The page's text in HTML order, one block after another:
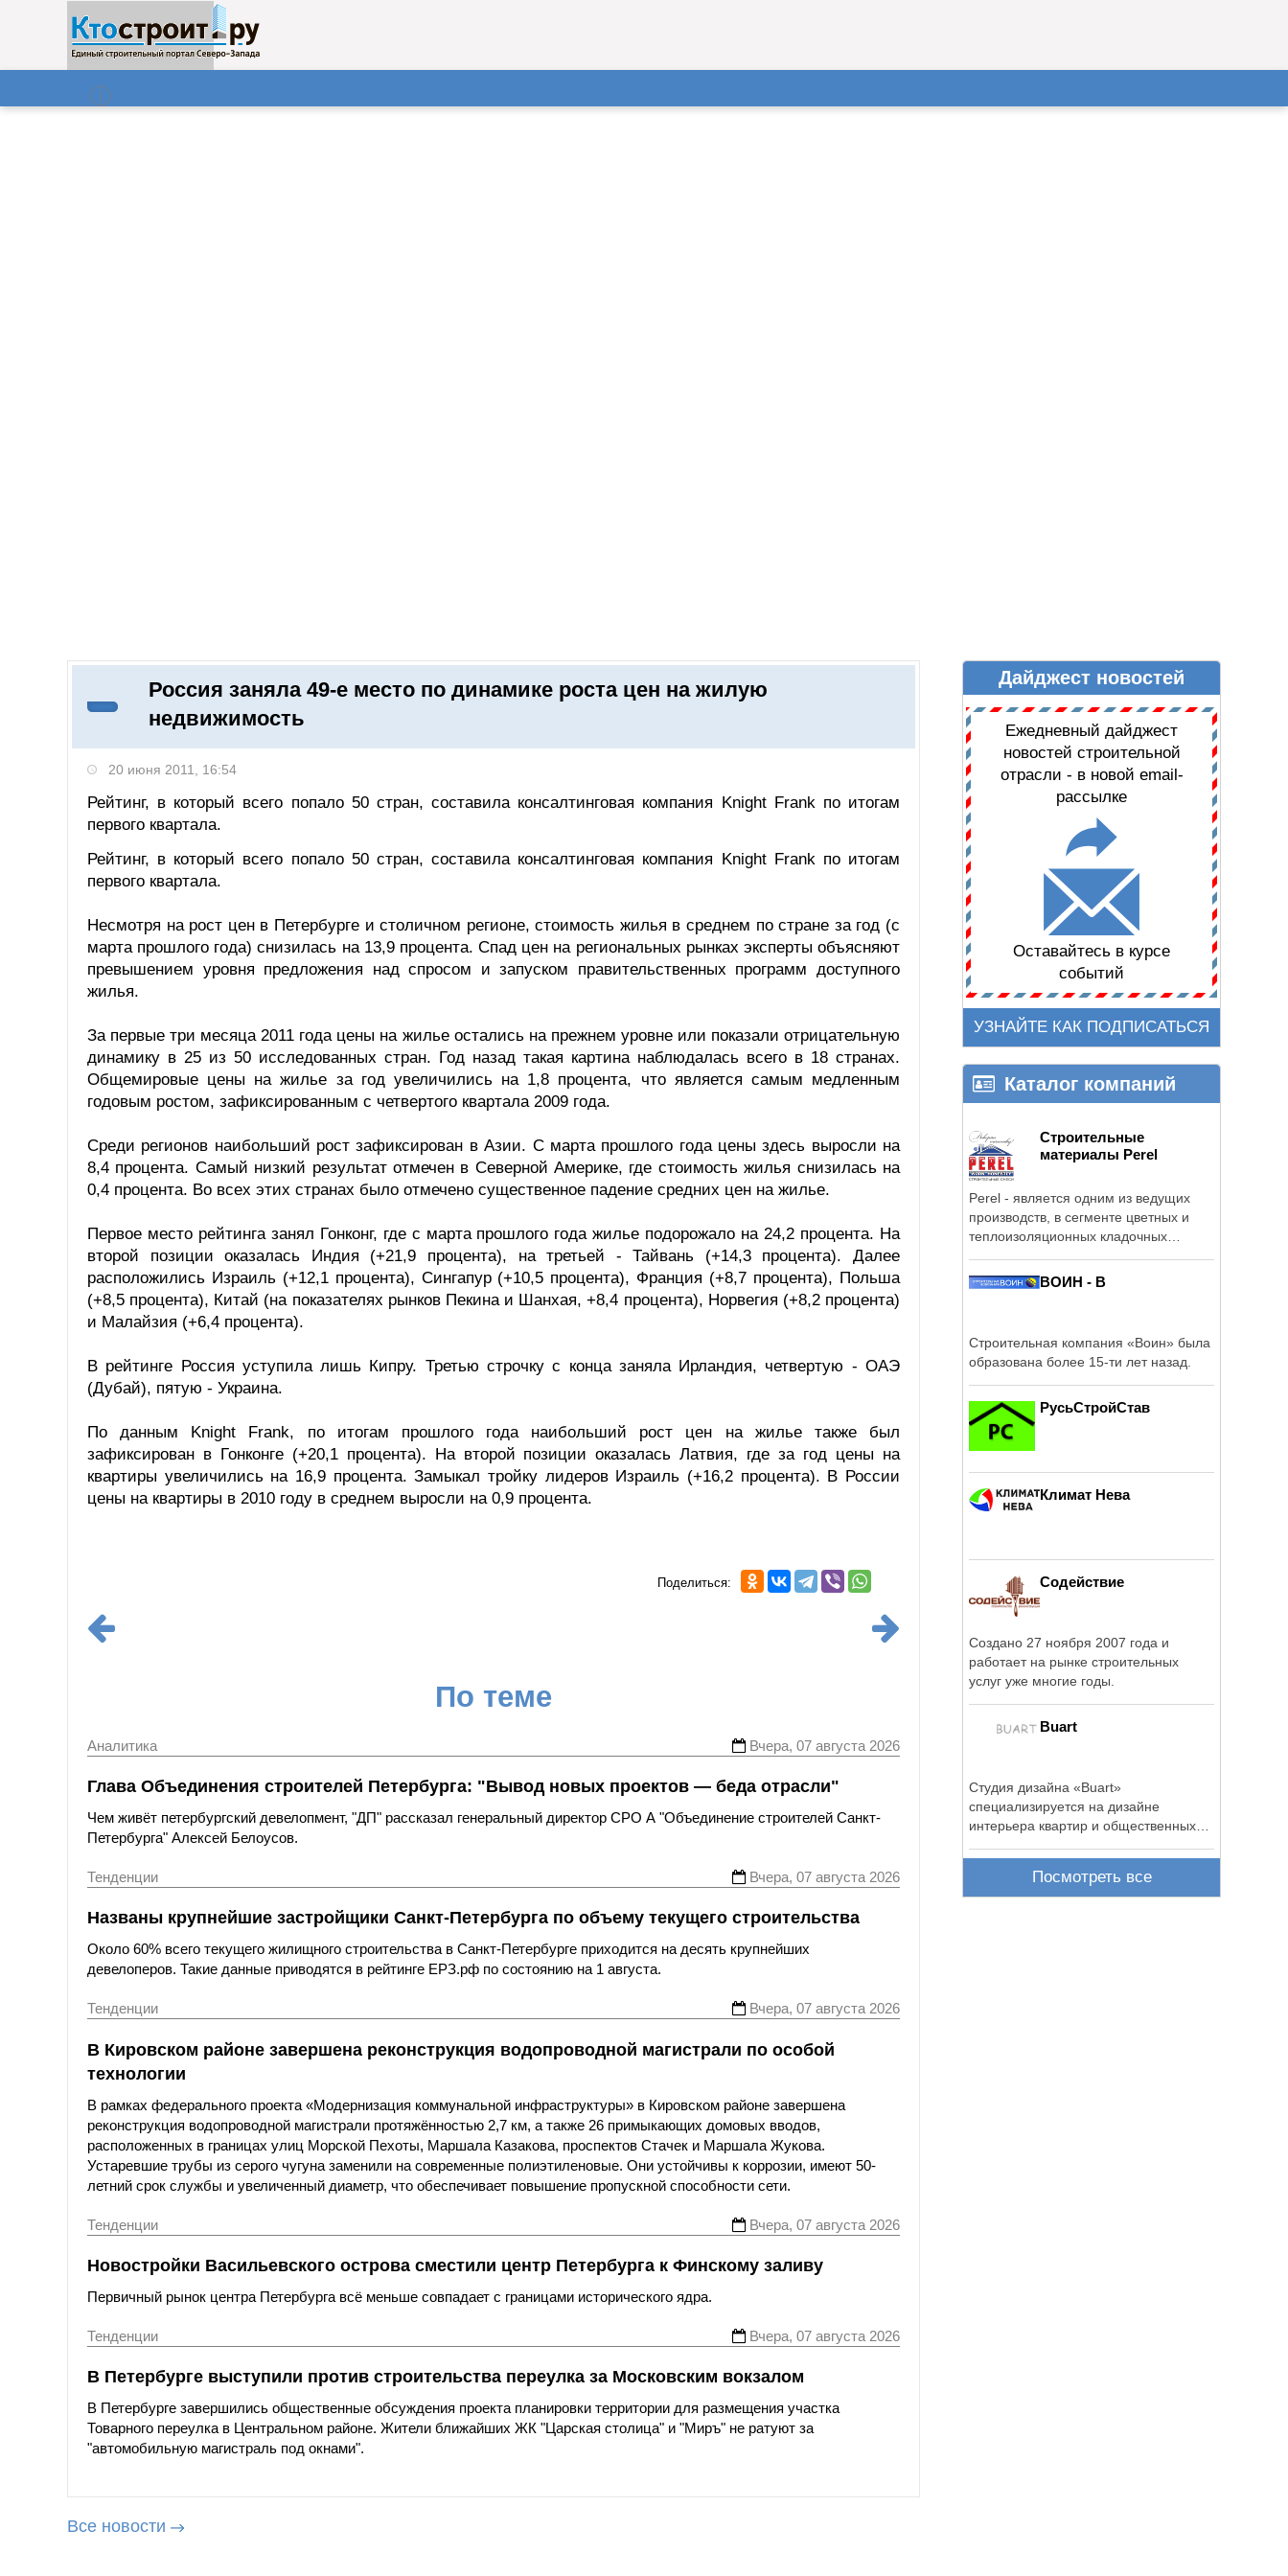
Поиск
ДАЙДЖЕСТ НОВОСТЕЙ
Россия заняла 49-е место по динамике роста цен на жилую
недвижимость
20 июня 2011, 16:54
Рейтинг, в который всего попало 50 стран, составила консалтинговая компания Knight Frank по итогам
первого квартала.
Рейтинг, в который всего попало 50 стран, составила консалтинговая компания Knight Frank по итогам
первого квартала.
Несмотря на рост цен в Петербурге и столичном регионе, стоимость жилья в среднем по стране за год (с
марта прошлого года) снизилась на 13,9 процента. Спад цен на региональных рынках эксперты объясняют
превышением уровня предложения над спросом и запуском правительственных программ доступного
жилья.
За первые три месяца 2011 года цены на жилье остались на прежнем уровне или показали отрицательную
динамику в 25 из 50 исследованных стран. Год назад такая картина наблюдалась всего в 18 странах.
Общемировые цены на жилье за год увеличились на 1,8 процента, что является самым медленным
годовым ростом, зафиксированным с четвертого квартала 2009 года.
Среди регионов наибольший рост зафиксирован в Азии. С марта прошлого года цены здесь выросли на
8,4 процента. Самый низкий результат отмечен в Северной Америке, где стоимость жилья снизилась на
0,4 процента. Во всех этих странах было отмечено существенное падение средних цен на жилье.
Первое место рейтинга занял Гонконг, где с марта прошлого года жилье подорожало на 24,2 процента. На
второй позиции оказалась Индия (+21,9 процента), на третьей - Тайвань (+14,3 процента). Далее
расположились Израиль (+12,1 процента), Сингапур (+10,5 процента), Франция (+8,7 процента), Польша
(+8,5 процента), Китай (на показателях рынков Пекина и Шанхая, +8,4 процента), Норвегия (+8,2 процента)
и Малайзия (+6,4 процента).
В рейтинге Россия уступила лишь Кипру. Третью строчку с конца заняла Ирландия, четвертую - ОАЭ
(Дубай), пятую - Украина.
По данным Knight Frank, по итогам прошлого года наибольший рост цен на жилье также был
зафиксирован в Гонконге (+20,1 процента). На второй позиции оказалась Латвия, где за год цены на
квартиры увеличились на 16,9 процента. Замыкал тройку лидеров Израиль (+16,2 процента). В России
цены на квартиры в 2010 году в среднем выросли на 0,9 процента.
Поделиться:
По теме
Аналитика Вчера, 07 августа 2026
Глава Объединения строителей Петербурга: "Вывод новых проектов — беда отрасли"
Чем живёт петербургский девелопмент, "ДП" рассказал генеральный директор СРО А "Объединение строителей Санкт-
Петербурга" Алексей Белоусов.
Тенденции Вчера, 07 августа 2026
Названы крупнейшие застройщики Санкт-Петербурга по объему текущего строительства
Около 60% всего текущего жилищного строительства в Санкт-Петербурге приходится на десять крупнейших
девелоперов. Такие данные приводятся в рейтинге ЕРЗ.рф по состоянию на 1 августа.
Тенденции Вчера, 07 августа 2026
В Кировском районе завершена реконструкция водопроводной магистрали по особой
технологии
В рамках федерального проекта «Модернизация коммунальной инфраструктуры» в Кировском районе завершена
реконструкция водопроводной магистрали протяжённостью 2,7 км, а также 26 примыкающих домовых вводов,
расположенных в границах улиц Морской Пехоты, Маршала Казакова, проспектов Стачек и Маршала Жукова.
Устаревшие трубы из серого чугуна заменили на современные полиэтиленовые. Они устойчивы к коррозии, имеют 50-
летний срок службы и увеличенный диаметр, что обеспечивает повышение пропускной способности сети.
Тенденции Вчера, 07 августа 2026
Новостройки Васильевского острова сместили центр Петербурга к Финскому заливу
Первичный рынок центра Петербурга всё меньше совпадает с границами исторического ядра.
Тенденции Вчера, 07 августа 2026
В Петербурге выступили против строительства переулка за Московским вокзалом
В Петербурге завершились общественные обсуждения проекта планировки территории для размещения участка
Товарного переулка в Центральном районе. Жители ближайших ЖК "Царская столица" и "Миръ" не ратуют за
"автомобильную магистраль под окнами".
Все новости
Дайджест новостей
Ежедневный дайджест
новостей строительной
отрасли - в новой email-
рассылке
Оставайтесь в курсе
событий
УЗНАЙТЕ КАК ПОДПИСАТЬСЯ
Каталог компаний
Строительные
материалы Perel
Perel - является одним из ведущих
производств, в сегменте цветных и
теплоизоляционных кладочных
ВОИН - В
Строительная компания «Воин» была
образована более 15-ти лет назад.
РусьСтройСтав
Климат Нева
Содействие
Создано 27 ноября 2007 года и
работает на рынке строительных
услуг уже многие годы.
Buаrt
Студия дизайна «Buаrt»
специализируется на дизайне
интерьера квартир и общественных
Посмотреть все